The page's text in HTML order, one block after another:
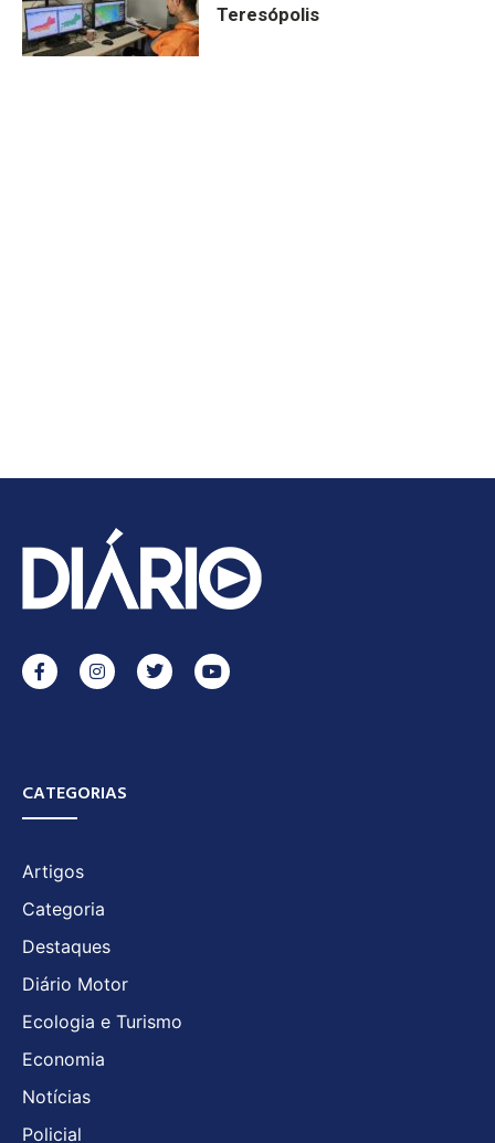
Teresópolis
CATEGORIAS
Artigos
Categoria
Destaques
Diário Motor
Ecologia e Turismo
Economia
Notícias
Policial